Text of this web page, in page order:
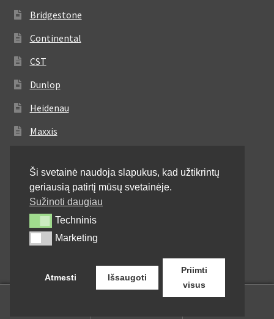
Bridgestone
Continental
CST
Dunlop
Heidenau
Maxxis
Michelin
Mitas
Pirelli
Shinko
Ši svetainė naudoja slapukus, kad užtikrintų
geriausią patirtį mūsų svetainėje.
Sužinoti daugiau
TechninisTechninis
MarketingMarketing
Atmesti Išsaugoti
Priimti
visus